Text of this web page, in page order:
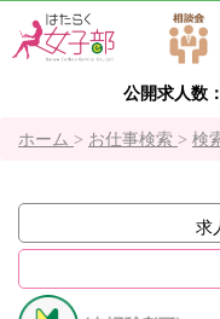
公開求人数：
ホーム > お仕事検索 > 検
求